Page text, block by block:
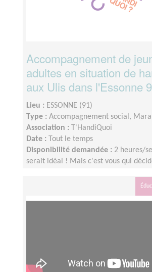
Accompagnement de
adultes en situation de
aux Ulis dans l'Essonne
Lieu : ESSONNE (91)
Type : Accompagnement social,
Association :
T'HandiQuoi
Date :
Tout le temps
Disponibilité demandée : 2 heures/
serait idéal ! Mais c'est vous qui